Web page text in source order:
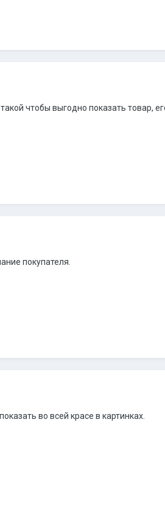
чтобы выгодно показать товар,
покупателя.
во всей красе в картинках.